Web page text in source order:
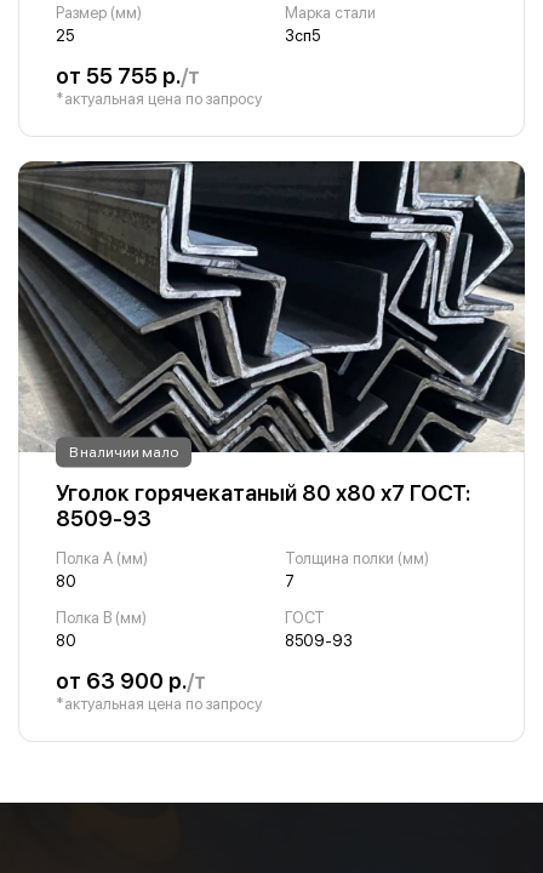
Размер (мм)
25
Марка стали
3сп5
от 55 755 р./т
*актуальная цена по запросу
В наличии мало
Уголок горячекатаный 80 х80 х7 ГОСТ:
8509-93
Полка A (мм)
80
Толщина полки (мм)
7
Полка B (мм)
80
ГОСТ
8509-93
от 63 900 р./т
*актуальная цена по запросу